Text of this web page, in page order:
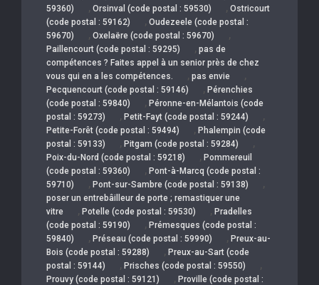
59360)
, Orsinval (code postal : 59530) , Ostricourt
(code postal : 59162)
, Oudezeele (code postal :
59670)
, Oxelaëre (code postal : 59670) ,
Paillencourt (code postal : 59295) , pas de
compétences ? Faites appel à un senior près de chez
vous qui en a les compétences.
, pas envie ,
Pecquencourt (code postal : 59146) , Pérenchies
(code postal : 59840)
, Péronne-en-Mélantois (code
postal : 59273)
, Petit-Fayt (code postal : 59244) ,
Petite-Forêt (code postal : 59494) , Phalempin (code
postal : 59133)
, Pitgam (code postal : 59284) ,
Poix-du-Nord (code postal : 59218) , Pommereuil
(code postal : 59360)
, Pont-à-Marcq (code postal :
59710)
, Pont-sur-Sambre (code postal : 59138) ,
poser un entrebâilleur de porte ; remastiquer une
vitre
, Potelle (code postal : 59530) , Pradelles
(code postal : 59190)
, Prémesques (code postal :
59840)
, Préseau (code postal : 59990) , Preux-au-
Bois (code postal : 59288)
, Preux-au-Sart (code
postal : 59144)
, Prisches (code postal : 59550) ,
Prouvy (code postal : 59121) , Proville (code postal :